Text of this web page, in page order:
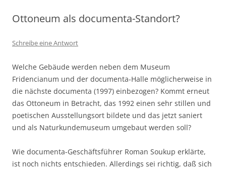
Ottoneum als documenta-Standort?
Schreibe eine Antwort
Welche Gebäude werden neben dem Museum
Fridencianum und der documenta-Halle möglicherweise in
die nächste documenta (1997) einbezogen? Kommt erneut
das Ottoneum in Betracht, das 1992 einen sehr stillen und
poetischen Ausstellungsort bildete und das jetzt saniert
und als Naturkundemuseum umgebaut werden soll?
Wie documenta-Geschäftsführer Roman Soukup erklärte,
ist noch nichts entschieden. Allerdings sei richtig, daß sich